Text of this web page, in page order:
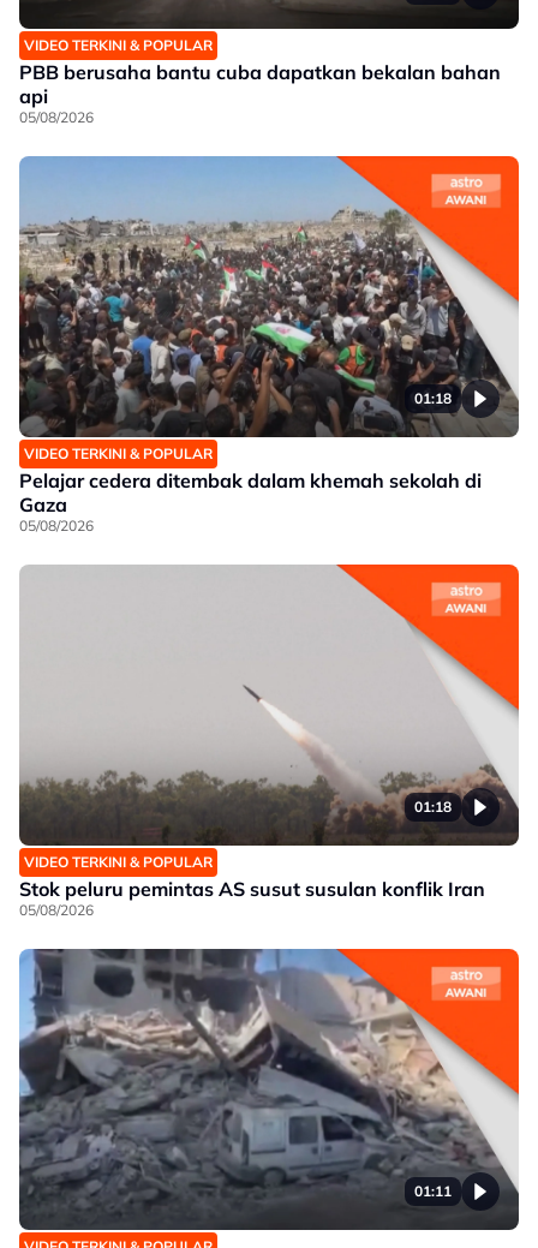
VIDEO TERKINI & POPULAR
PBB berusaha bantu cuba dapatkan bekalan bahan
api
05/08/2026
01:18
VIDEO TERKINI & POPULAR
Pelajar cedera ditembak dalam khemah sekolah di
Gaza
05/08/2026
01:18
VIDEO TERKINI & POPULAR
Stok peluru pemintas AS susut susulan konflik Iran
05/08/2026
01:11